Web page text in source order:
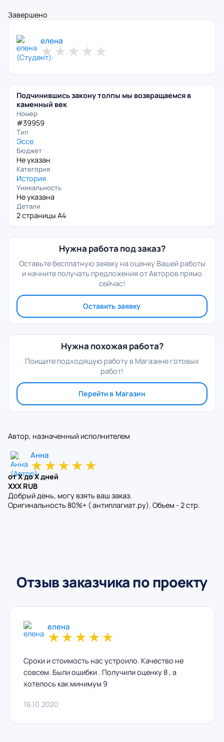
Завершено
елена
★ ★ ★ ★ ★
Подчинившись закону толпы мы возвращаемся в
каменный век
Номер
#39959
Тип
Эссе
Бюджет
Не указан
Категория
История
Уникальность
Не указана
Детали
2 страницы А4
Нужна работа под заказ?
Оставьте бесплатную заявку на оценку Вашей работы
и начните получать предложения от Авторов прямо
сейчас!
Оставить заявку
Нужна похожая работа?
Поищите подходящую работу в Магазине готовых
работ!
Перейти в Магазин
Автор, назначенный исполнителем
Анна
★★★★★
от X до X дней
XXX RUB
Добрый день, могу взять ваш заказ.
Оригинальность 80%+ ( антиплагиат.ру). Объем - 2 стр.
Отзыв заказчика по проекту
елена
★★★★★
Сроки и стоимость нас устроило. Качество не
совсем. Были ошибки . Получили оценку 8 , а
хотелось как минимум 9
16.10.2020